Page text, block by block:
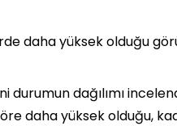
daha yüksek olduğu
durumun dağılımı
daha yüksek olduğu,